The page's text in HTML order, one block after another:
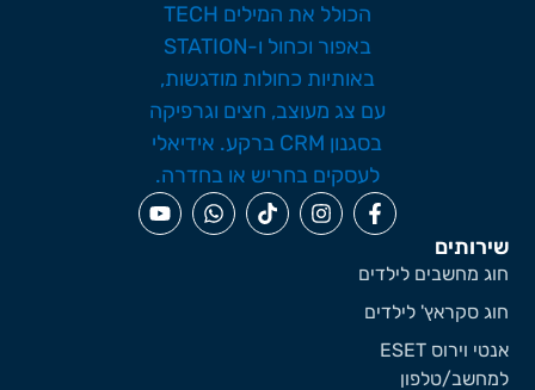
מחשבים לילדים
סקראץ' לילדים
אנטי וירוס ESET
טלפון